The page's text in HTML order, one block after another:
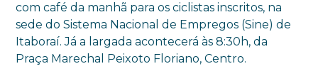
com café da manhã para os ciclistas inscritos, na
sede do Sistema Nacional de Empregos (Sine) de
Itaboraí. Já a largada acontecerá às 8:30h, da
Praça Marechal Peixoto Floriano, Centro.